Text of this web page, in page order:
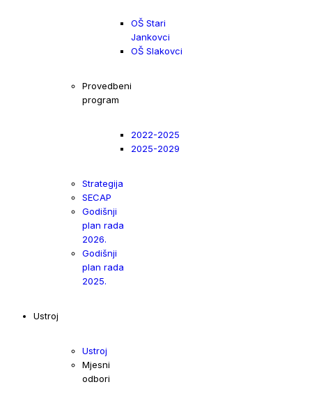
OŠ Stari
Jankovci
OŠ Slakovci
Provedbeni
program
2022-2025
2025-2029
Strategija
SECAP
Godišnji
plan rada
2026.
Godišnji
plan rada
2025.
Ustroj
Ustroj
Mjesni
odbori